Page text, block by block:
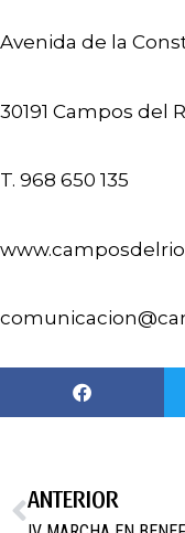
Avenida de la
30191 Campos del
T. 968 650 135
ANTERIOR